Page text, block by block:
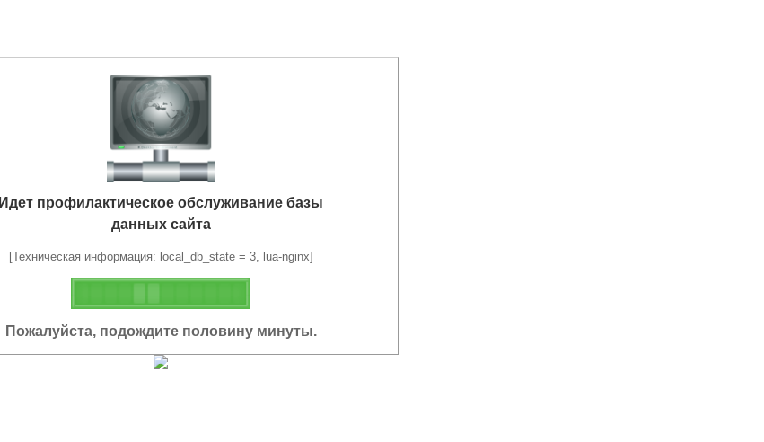
Идет профилактическое обслуживание базы
данных сайта
[Техническая информация: local_db_state = 3, lua-nginx]
Пожалуйста, подождите половину минуты.